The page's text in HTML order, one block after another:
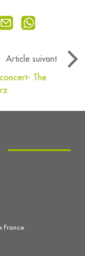
Article suivant
The
France